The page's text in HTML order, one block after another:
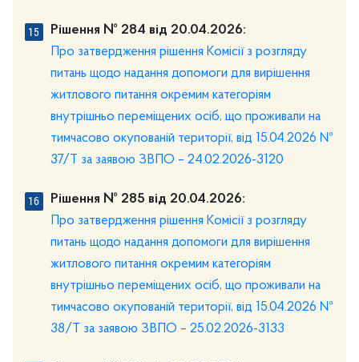
Рішення № 284 від 20.04.2026:
Про затвердження рішення Комісії з розгляду
питань щодо надання допомоги для вирішення
житлового питання окремим категоріям
внутрішньо переміщених осіб, що проживали на
тимчасово окупованій території, від 15.04.2026 №
37/Т за заявою ЗВПО – 24.02.2026-3120
Рішення № 285 від 20.04.2026:
Про затвердження рішення Комісії з розгляду
питань щодо надання допомоги для вирішення
житлового питання окремим категоріям
внутрішньо переміщених осіб, що проживали на
тимчасово окупованій території, від 15.04.2026 №
38/Т за заявою ЗВПО – 25.02.2026-3133